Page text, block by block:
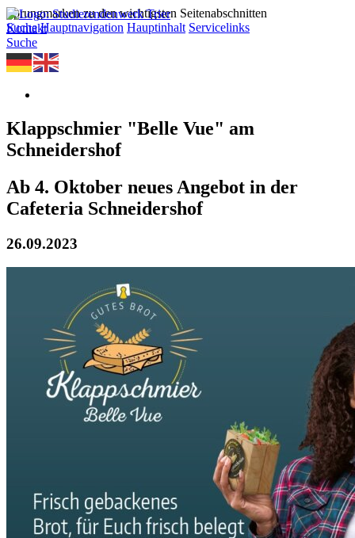
Sprungmarken zu den wichtigsten Seitenabschnitten
Suche Hauptnavigation Hauptinhalt Servicelinks
Kontakt
Suche
Klappschmier "Belle Vue" am
Schneidershof
Ab 4. Oktober neues Angebot in der
Cafeteria Schneidershof
26.09.2023